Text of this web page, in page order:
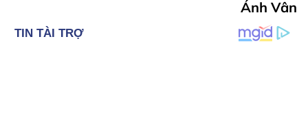
Ánh Vân